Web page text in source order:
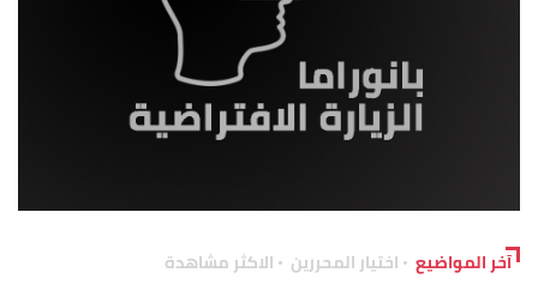
آخر المواضيع اختيار المحررين الاكثر مشاهدة